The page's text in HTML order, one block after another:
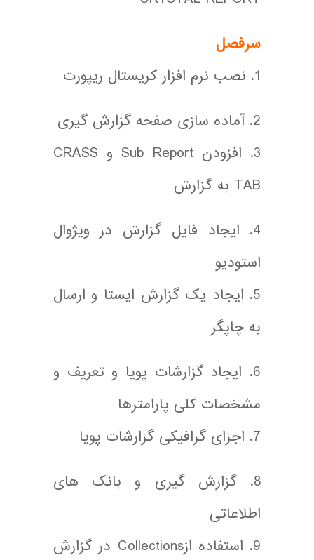
سرفصل
1. نصب نرم افزار کریستال ریپورت
2. آماده سازی صفحه گزارش گیری
3. افزودن Sub Report و CRASS
TAB به گزارش
4. ایجاد فایل گزارش در ویژوال
استودیو
5. ایجاد یک گزارش ایستا و ارسال
به چاپگر
6. ایجاد گزارشات پویا و تعریف و
مشخصات کلی پارامترها
7. اجزای گرافیکی گزارشات پویا
8. گزارش گیری و بانک های
اطلاعاتی
9. استفاده ازCollections در گزارش